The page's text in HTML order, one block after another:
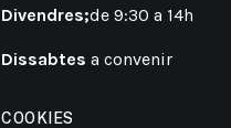
Divendres;de 9:30 a 14h
Dissabtes a convenir
COOKIES